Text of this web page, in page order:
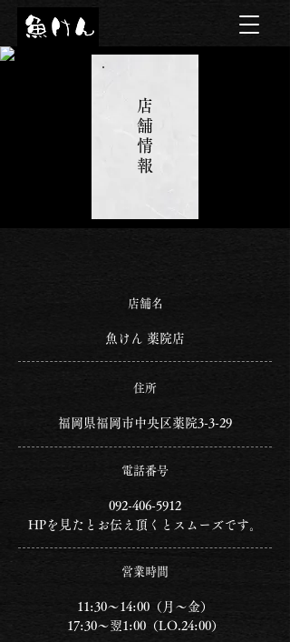
店
舗
情
報
店舗名
魚けん 薬院店
住所
福岡県福岡市 中央区薬院3-3-29
電話番号
092-406-5912
HPを見たとお伝え頂くとスムーズです。
営業時間
11:30～14:00（月～金）
17:30～翌1:00（LO.24:00）